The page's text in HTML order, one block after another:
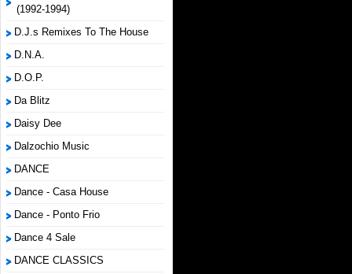
(1992-1994)
D.J.s Remixes To The House
D.N.A.
D.O.P.
Da Blitz
Daisy Dee
Dalzochio Music
DANCE
Dance - Casa House
Dance - Ponto Frio
Dance 4 Sale
DANCE CLASSICS